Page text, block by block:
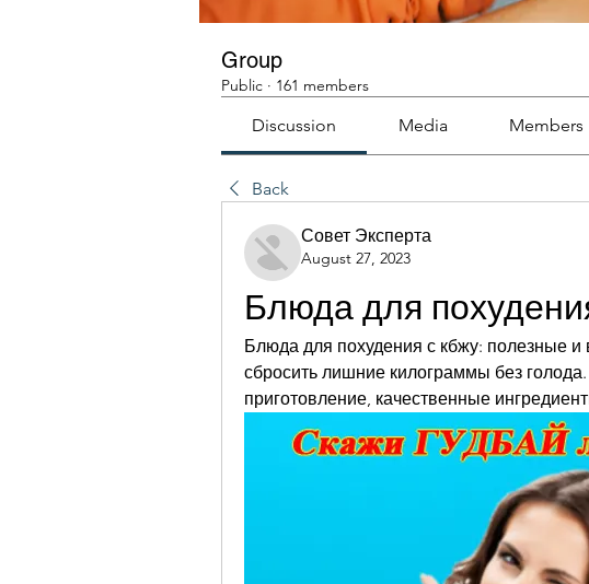
Group
Public · 161 members
Discussion Media Members
Back
Совет Эксперта
August 27, 2023
Блюда для
Блюда для похудения с кбжу: полезные
сбросить лишние килограммы без
приготовление, качественные